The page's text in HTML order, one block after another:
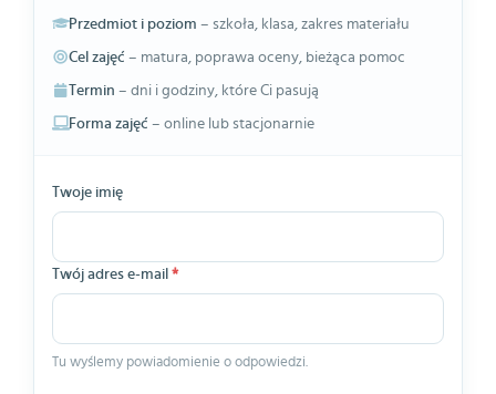
Przedmiot i poziom – szkoła, klasa, zakres materiału
Cel zajęć – matura, poprawa oceny, bieżąca pomoc
Termin – dni i godziny, które Ci pasują
Forma zajęć – online lub stacjonarnie
Twoje imię
Twój adres e-mail *
Tu wyślemy powiadomienie o odpowiedzi.